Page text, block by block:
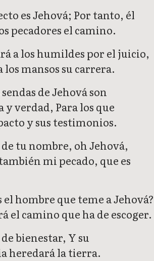
es Jehová; Por tanto, él
pecadores el camino.
a los humildes por el juicio,
los mansos su carrera.
de Jehová son
verdad, Para los que
y sus testimonios.
tu nombre, oh Jehová,
mi pecado, que es
el hombre que teme a Jehová?
el camino que ha de escoger.
bienestar, Y su
heredará la tierra.